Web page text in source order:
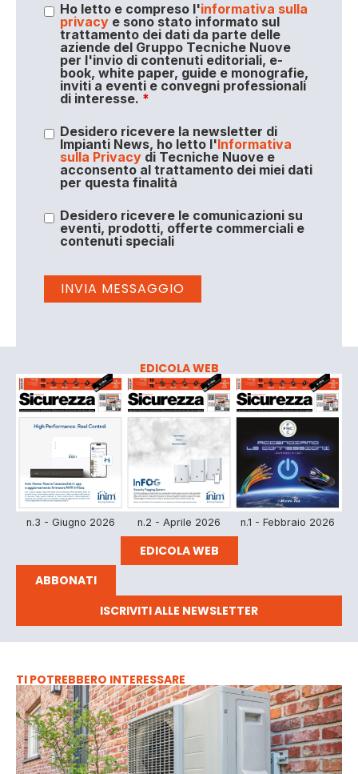
Ho letto e compreso l'informativa sulla
privacye sono stato informato sul
trattamento dei dati da parte delle
aziende del Gruppo Tecniche Nuove
per l'invio di contenuti editoriali, e-
book, white paper, guide e monografie,
inviti a eventi e convegni professionali
di interesse. *
Desidero ricevere la newsletter di
Impianti News, ho letto l'Informativa
sulla Privacydi Tecniche Nuove e
acconsento al trattamento dei miei dati
per questa finalità
Desidero ricevere le comunicazioni su
eventi, prodotti, offerte commerciali e
contenuti speciali
EDICOLA WEB
n.3 - Giugno 2026 n.2 - Aprile 2026 n.1 - Febbraio 2026
EDICOLA WEB
ABBONATI
ISCRIVITI ALLE NEWSLETTER
TI POTREBBERO INTERESSARE